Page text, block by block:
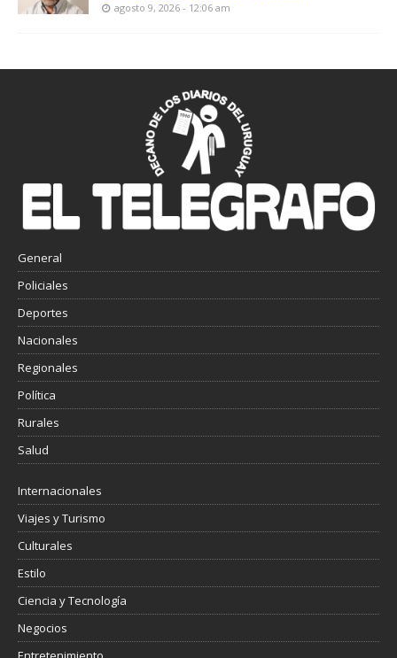
agosto 9, 2026 - 12:06 am
General
Policiales
Deportes
Nacionales
Regionales
Política
Rurales
Salud
Internacionales
Viajes y Turismo
Culturales
Estilo
Ciencia y Tecnología
Negocios